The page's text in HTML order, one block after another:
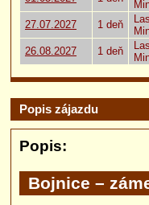
27.07.2027
1 deň
26.08.2027
1 deň
Popis zájazdu
Popis:
Bojnice –